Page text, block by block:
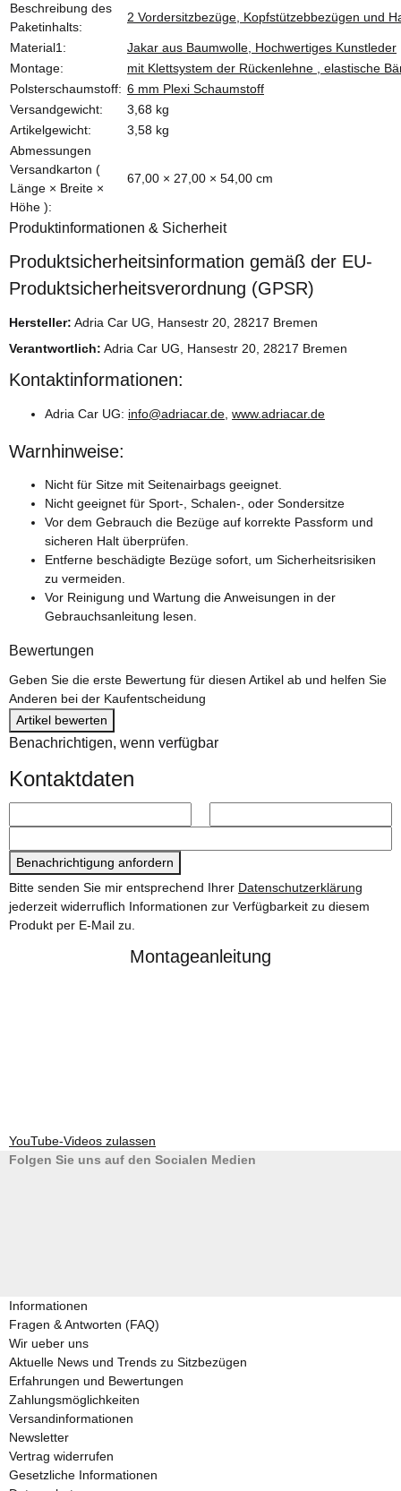
Beschreibung des
Paketinhalts:
2 Vordersitzbezüge, Kopfstützebbezügen und
Material1:
Jakar aus Baumwolle, Hochwertiges Kunstleder
Montage:
mit Klettsystem der Rückenlehne , elastische
Polsterschaumstoff: 6 mm Plexi Schaumstoff
Versandgewicht:
3,68 kg
Artikelgewicht:
3,58 kg
Abmessungen
Versandkarton (
Länge × Breite ×
Höhe ):
67,00 × 27,00 × 54,00 cm
Produktinformationen & Sicherheit
Produktsicherheitsinformation gemäß der EU-
Produktsicherheitsverordnung (GPSR)
Hersteller: Adria Car UG, Hansestr 20, 28217 Bremen
Verantwortlich: Adria Car UG, Hansestr 20, 28217 Bremen
Kontaktinformationen:
Adria Car UG: info@adriacar.de www.adriacar.de
Warnhinweise:
Nicht für Sitze mit Seitenairbags geeignet.
Nicht geeignet für Sport-, Schalen-, oder Sondersitze
Vor dem Gebrauch die Bezüge auf korrekte Passform und
sicheren Halt überprüfen.
Entferne beschädigte Bezüge sofort, um Sicherheitsrisiken
zu vermeiden.
Vor Reinigung und Wartung die Anweisungen in der
Gebrauchsanleitung lesen.
Bewertungen
Geben Sie die erste Bewertung für diesen Artikel ab und helfen Sie
Anderen bei der Kaufentscheidung
Artikel bewerten
Benachrichtigen, wenn verfügbar
Kontaktdaten
Benachrichtigung anfordern
Bitte senden Sie mir entsprechend Ihrer Datenschutzerklärung
jederzeit widerruflich Informationen zur Verfügbarkeit zu diesem
Produkt per E-Mail zu.
Montageanleitung
YouTube-Videos zulassen
Folgen Sie uns auf den Socialen Medien
Informationen
Fragen & Antworten (FAQ)
Wir ueber uns
Aktuelle News und Trends zu Sitzbezügen
Erfahrungen und Bewertungen
Zahlungsmöglichkeiten
Versandinformationen
Newsletter
Vertrag widerrufen
Gesetzliche Informationen